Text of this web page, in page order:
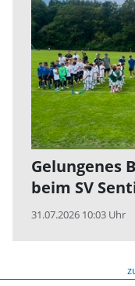
Gelungenes
beim SV
31.07.2026 10:03 Uhr